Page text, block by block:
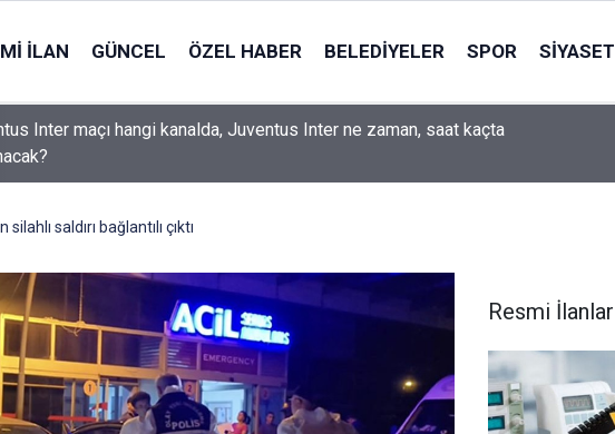
İLAN GÜNCEL ÖZEL HABER BELEDIYELER SPOR SIYASET
Inter maçı hangi kanalda, Juventus Inter ne zaman, saat kaçta
saldırı bağlantılı çıktı
Resmi İlanlar